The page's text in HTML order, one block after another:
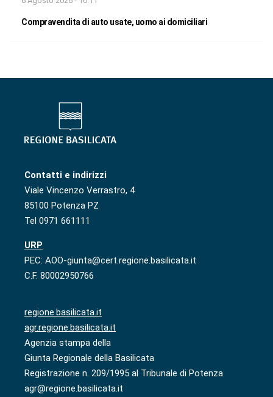
Compravendita di auto usate, uomo ai domiciliari
Contatti e indirizzi
Viale Vincenzo Verrastro, 4
85100 Potenza PZ
Tel 0971 661111
URP
PEC: AOO-giunta@cert.regione.basilicata.it
C.F. 80002950766
regione.basilicata.it
agr.regione.basilicata.it
Agenzia stampa della
Giunta Regionale della Basilicata
Registrazione n. 209/1995 al Tribunale di Potenza
agr@regione.basilicata.it